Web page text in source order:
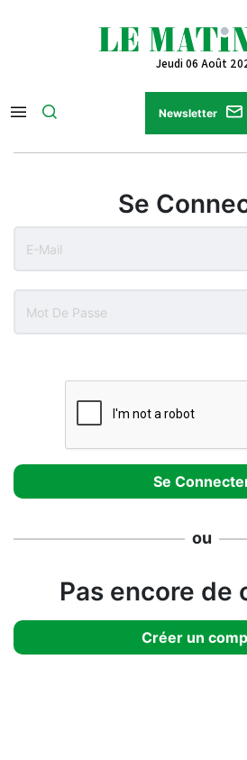
Jeudi 06 Août
Newsletter
Se
ou
Pas encore de
Créer un